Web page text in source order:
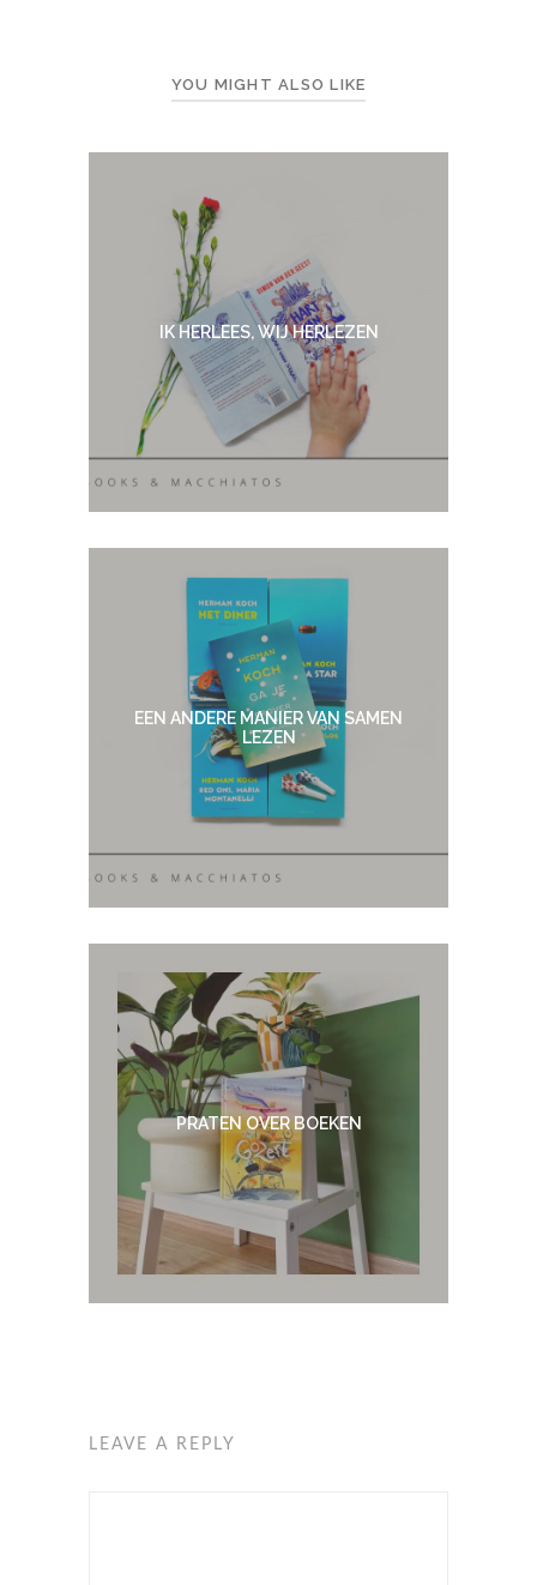
YOU MIGHT ALSO LIKE
IK HERLEES, WIJ HERLEZEN
EEN ANDERE MANIER VAN SAMEN
LEZEN
PRATEN OVER BOEKEN
LEAVE A REPLY